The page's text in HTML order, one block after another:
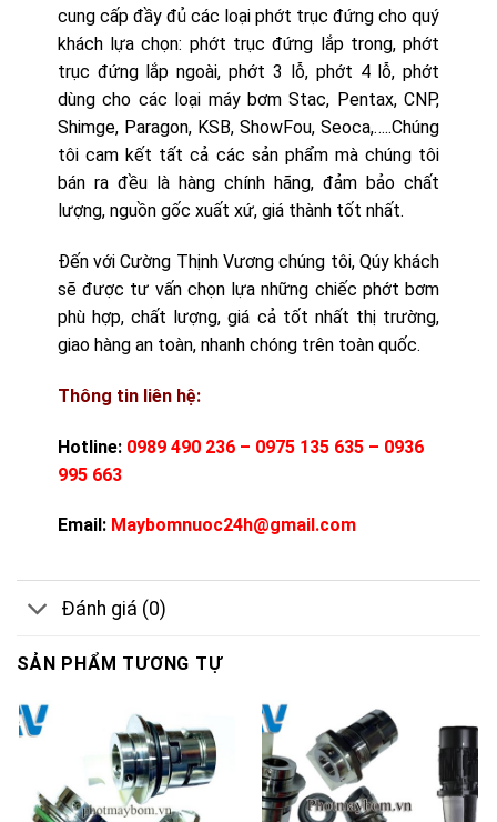
cung cấp đầy đủ các loại phớt trục đứng cho quý
khách lựa chọn: phớt trục đứng lắp trong, phớt
trục đứng lắp ngoài, phớt 3 lỗ, phớt 4 lỗ, phớt
dùng cho các loại máy bơm Stac, Pentax, CNP,
Shimge, Paragon, KSB, ShowFou, Seoca,…..Chúng
tôi cam kết tất cả các sản phẩm mà chúng tôi
bán ra đều là hàng chính hãng, đảm bảo chất
lượng, nguồn gốc xuất xứ, giá thành tốt nhất.
Đến với Cường Thịnh Vương chúng tôi, Qúy khách
sẽ được tư vấn chọn lựa những chiếc phớt bơm
phù hợp, chất lượng, giá cả tốt nhất thị trường,
giao hàng an toàn, nhanh chóng trên toàn quốc.
Thông tin liên hệ:
Hotline: 0989 490 236 – 0975 135 635 – 0936
995 663
Email: Maybomnuoc24h@gmail.com
Đánh giá (0)
SẢN PHẨM TƯƠNG TỰ